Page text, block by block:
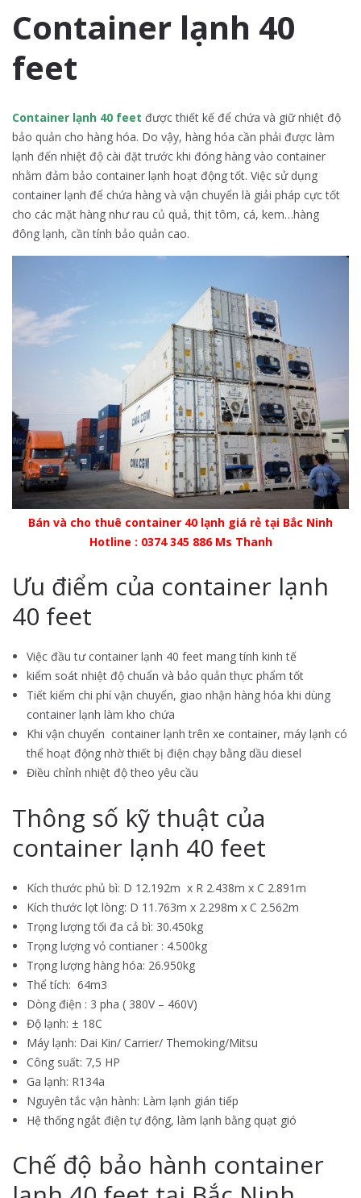
Container lạnh 40
feet
Container lạnh 40 feet được thiết kế để chứa và giữ nhiệt độ
bảo quản cho hàng hóa. Do vậy, hàng hóa cần phải được làm
lạnh đến nhiệt độ cài đặt trước khi đóng hàng vào container
nhằm đảm bảo container lạnh hoạt động tốt. Việc sử dụng
container lạnh để chứa hàng và vận chuyển là giải pháp cực tốt
cho các mặt hàng như rau củ quả, thịt tôm, cá, kem…hàng
đông lạnh, cần tính bảo quản cao.
Bán và cho thuê container 40 lạnh giá rẻ tại Bắc Ninh
Hotline : 0374 345 886 Ms Thanh
Ưu điểm của container lạnh
40 feet
Việc đầu tư container lạnh 40 feet mang tính kinh tế
kiểm soát nhiệt độ chuẩn và bảo quản thực phẩm tốt
Tiết kiểm chi phí vận chuyển, giao nhận hàng hóa khi dùng
container lạnh làm kho chứa
Khi vận chuyển container lạnh trên xe container, máy lạnh có
thể hoạt động nhờ thiết bị điện chạy bằng dầu diesel
Điều chỉnh nhiệt độ theo yêu cầu
Thông số kỹ thuật của
container lạnh 40 feet
Kích thước phủ bì: D 12.192m x R 2.438m x C 2.891m
Kích thước lọt lòng: D 11.763m x 2.298m x C 2.562m
Trọng lượng tối đa cả bì: 30.450kg
Trọng lượng vỏ contianer : 4.500kg
Trọng lượng hàng hóa: 26.950kg
Thể tích: 64m3
Dòng điện : 3 pha ( 380V – 460V)
Độ lạnh: ± 18C
Máy lạnh: Dai Kin/ Carrier/ Themoking/Mitsu
Công suất: 7,5 HP
Ga lạnh: R134a
Nguyên tắc vận hành: Làm lạnh gián tiếp
Hệ thống ngắt điện tự động, làm lạnh bằng quạt gió
Chế độ bảo hành container